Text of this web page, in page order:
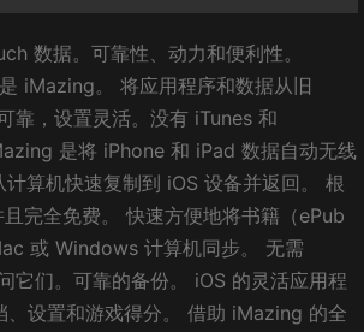
数据。可靠性、动力和便利性。
iMazing。 将应用程序和数据从旧
靠，设置灵活。没有 iTunes 和
是将 iPhone 和 iPad 数据自动无线
算机快速复制到 iOS 设备并返回。 根
完全免费。 快速方便地将书籍（ePub
或 Windows 计算机同步。 无需
它们。可靠的备份。 iOS 的灵活应用程
设置和游戏得分。 借助 iMazing 的全